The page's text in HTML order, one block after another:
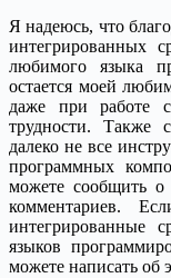
Я надеюсь, что
интегрированных
любимого языка
остается моей
даже при работе
трудности. Также
далеко не все
программных
можете сообщить о
комментариев.
интегрированные
языков
можете написать об